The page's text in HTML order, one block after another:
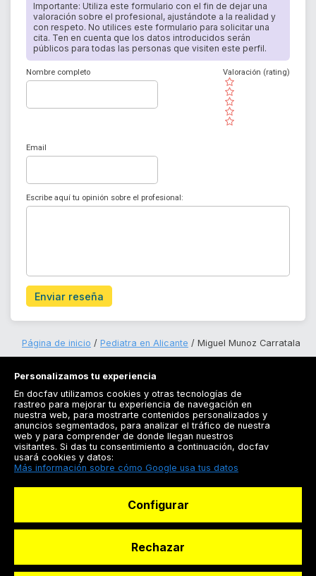
Importante: Utiliza este formulario con el fin de dejar una
valoración sobre el profesional, ajustándote a la realidad y
con respeto. No utilices este formulario para solicitar una
cita. Ten en cuenta que los datos introducidos serán
públicos para todas las personas que visiten este perfil.
Nombre completo
( )
( )
( )
( )
( )
Valoración (rating)
Email
Escribe aquí tu opinión sobre el profesional:
Enviar reseña
Página de inicio Pediatra en Alicante Miguel Munoz Carratala
Registrarse
Docfav
Personalizamos tu experiencia
En docfav utilizamos cookies y otras tecnologías de
rastreo para mejorar tu experiencia de navegación en
nuestra web, para mostrarte contenidos personalizados y
anuncios segmentados, para analizar el tráfico de nuestra
web y para comprender de donde llegan nuestros
visitantes. Si das tu consentimiento a continuación, docfav
usará cookies y datos:
Más información sobre cómo Google usa tus datos
Configurar
Rechazar